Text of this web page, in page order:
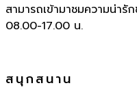
สามารถเข้ามาชมความน่า
08.00-17.00 น.
สนุกสนาน